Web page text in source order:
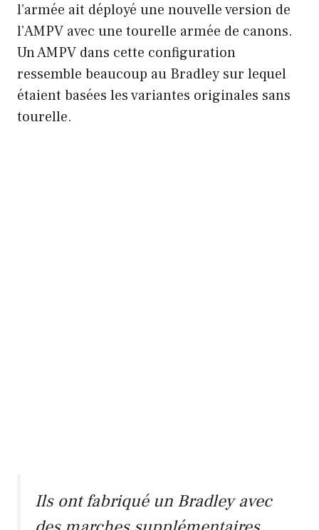
l’armée ait déployé une nouvelle version de
l’AMPV avec une tourelle armée de canons.
Un AMPV dans cette configuration
ressemble beaucoup au Bradley sur lequel
étaient basées les variantes originales sans
tourelle.
Ils ont fabriqué un Bradley avec